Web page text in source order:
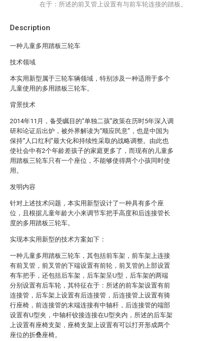
Description
一种儿童多用踏板三轮车
技术领域
本实用新型属于三轮车辆领域，特别涉及一种适用于多个
儿童使用的多用踏板三轮车。
背景技术
2014年11月，备受瞩目的“单独二孩”政策在历时5年深入调
研和论证后出炉，被外界解读为“顺应民意”，也是中国为
保持“人口红利”最大化和持续性采取的战略调整。由此也
使社会中有2个年龄差孩子的家庭更多了，而现有的儿童多
用踏板三轮车只有一个座位，不能够使得两个小孩同时使
用。
发明内容
针对上述技术问题，本实用新型设计了一种具有多个座
位，且根据儿童年龄大小来调节车把手高度和后连接管长
度的多用踏板三轮车。
实现本实用新型的技术方案如下：
一种儿童多用踏板三轮车，其包括前车架，前车架上连接
有前叉管，前叉管的下端设置有前轮，前叉管的上部设置
有车把手，还包括后车架，后车架呈U型，后车架的两端
分别设置有后车轮，其特征在于：所述的前车架设置有前
连接管，后车架上设置有后连接管，后连接管上设置有骑
行座椅，前连接管的末端连接有中轴杆，后连接管的端部
设置有U型夹，中轴杆铰接连接在U型夹内，所述的后车架
上设置有座椅支架，座椅支架上设置有可以打开形成两个
座位的折叠座椅。
在于：所述的前叉管上设置有与前车轮连接的踏板。